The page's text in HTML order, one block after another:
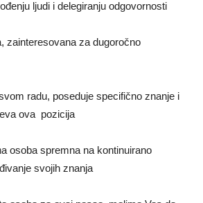
ljudi i delegiranju odgovornosti
za dugoročno
radu, poseduje specifično znanje i
ova pozicija
spremna na kontinuirano
svojih znanja